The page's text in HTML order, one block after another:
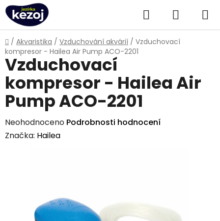
Přejít
na
obsah
Hledat
KOŠÍK
Domů
/ Akvaristika / Vzduchování akvárií / Vzduchovací
kompresor - Hailea Air Pump ACO-2201
Vzduchovací
kompresor - Hailea Air
Pump ACO-2201
Průměrné
hodnocení
hvězdiček.
Neohodnoceno Podrobnosti hodnocení
Značka: Hailea